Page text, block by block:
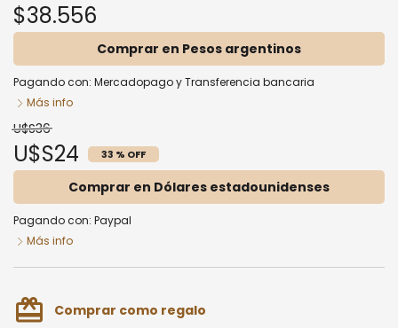
$38.556
Comprar en Pesos argentinos
Pagando con: MercadopagoyTransferencia bancaria
Más info
U$S36
U$S24 33 % OFF
Comprar en Dólares estadounidenses
Pagando con: Paypal
Más info
card_giftcard Comprar como regalo